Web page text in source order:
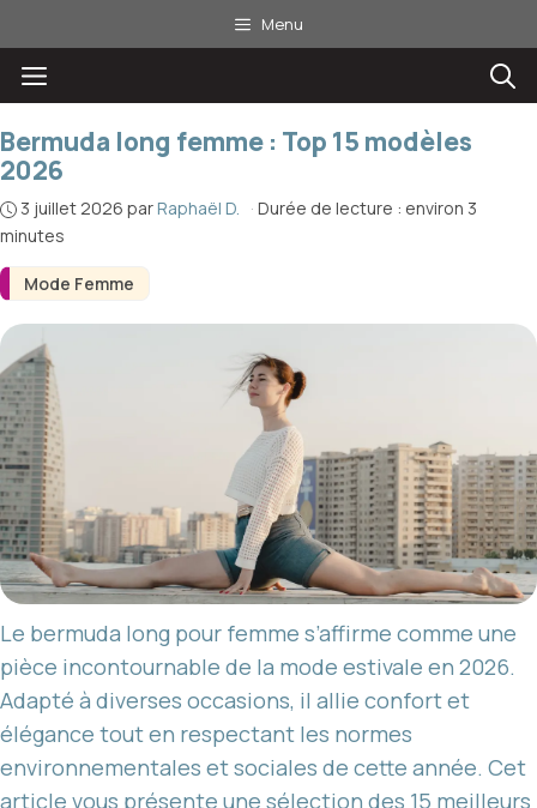
au
contenu
Menu
Menu
Mode Femme
Bermuda long femme : Top 15 modèles
2026
3 juillet 2026 par Raphaël D. · Durée de lecture : environ 3
minutes
Le bermuda long pour femme s’affirme comme une
pièce incontournable de la mode estivale en 2026.
Adapté à diverses occasions, il allie confort et
élégance tout en respectant les normes
environnementales et sociales de cette année. Cet
article vous présente une sélection des 15 meilleurs